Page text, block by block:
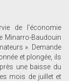
de l’économie
Minarro-Baudouin
». Demande
et plongée, ils
une baisse du
mois de juillet et